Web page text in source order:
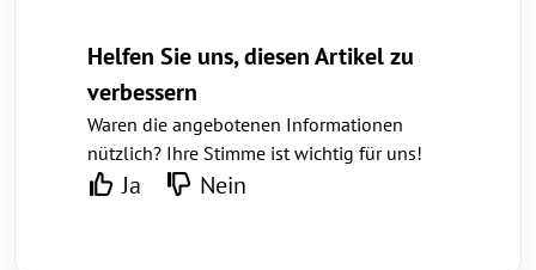
Helfen Sie uns, diesen Artikel zu
verbessern
Waren die angebotenen Informationen
nützlich? Ihre Stimme ist wichtig für uns!
Ja Nein